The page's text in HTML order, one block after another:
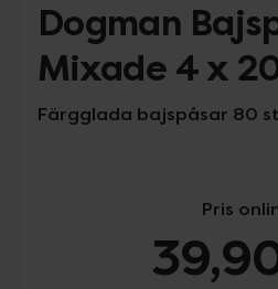
Dogman
Mixade 4 x
Färgglada bajspåsar 80
Pris